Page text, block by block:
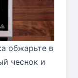
обжарьте в
чеснок и